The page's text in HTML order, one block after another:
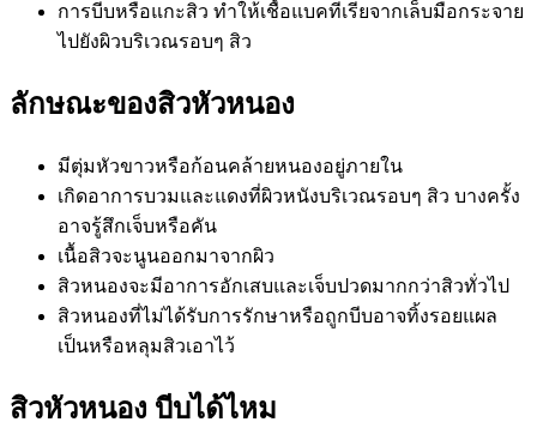
การบีบหรือแกะสิว ทำให้เชื้อแบคทีเรียจากเล็บมือกระจาย
ไปยังผิวบริเวณรอบๆ สิว
ลักษณะของสิวหัวหนอง
มีตุ่มหัวขาวหรือก้อนคล้ายหนองอยู่ภายใน
เกิดอาการบวมและแดงที่ผิวหนังบริเวณรอบๆ สิว บางครั้ง
อาจรู้สึกเจ็บหรือคัน
เนื้อสิวจะนูนออกมาจากผิว
สิวหนองจะมีอาการอักเสบและเจ็บปวดมากกว่าสิวทั่วไป
สิวหนองที่ไม่ได้รับการรักษาหรือถูกบีบอาจทิ้งรอยแผล
เป็นหรือหลุมสิวเอาไว้
สิวหัวหนอง บีบได้ไหม